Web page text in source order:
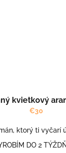
kvietkový
€30
ktorý ti vyčarí
DO 2